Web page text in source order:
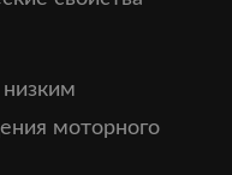
моторного